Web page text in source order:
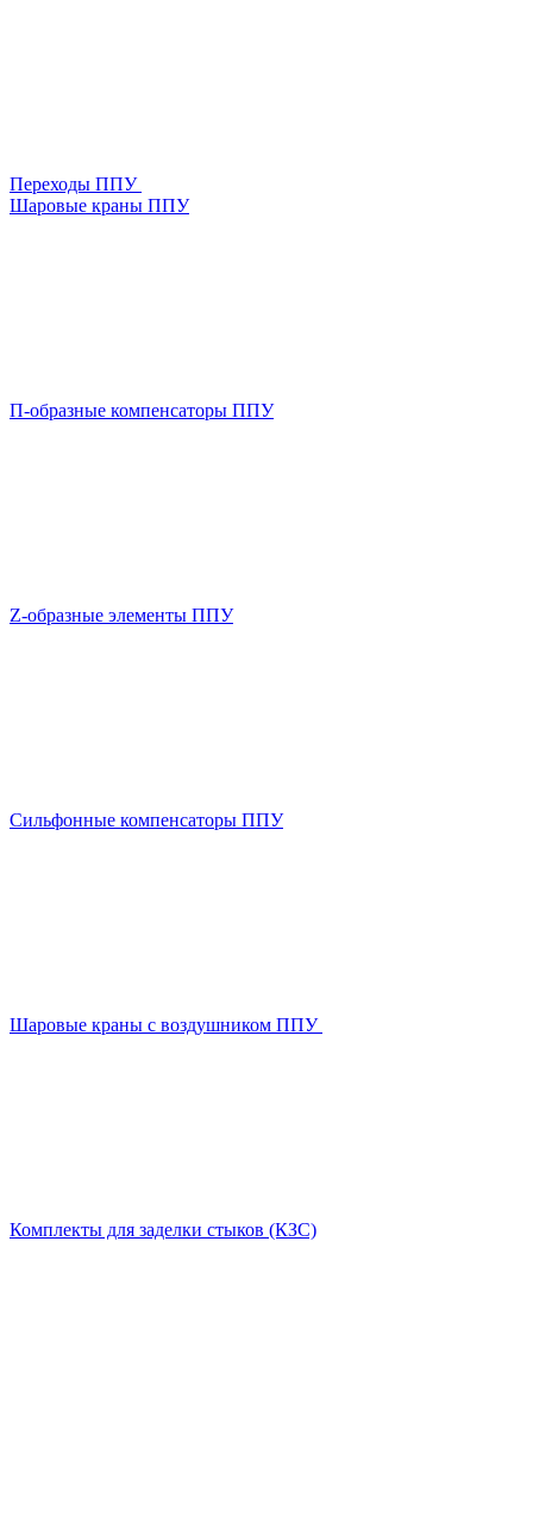
Переходы ППУ
Шаровые краны ППУ
П-образные компенсаторы ППУ
Z-образные элементы ППУ
Сильфонные компенсаторы ППУ
Шаровые краны с воздушником ППУ
Комплекты для заделки стыков (КЗС)